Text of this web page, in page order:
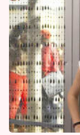
Seriály
Horoskopy
Sledujte
Filmový